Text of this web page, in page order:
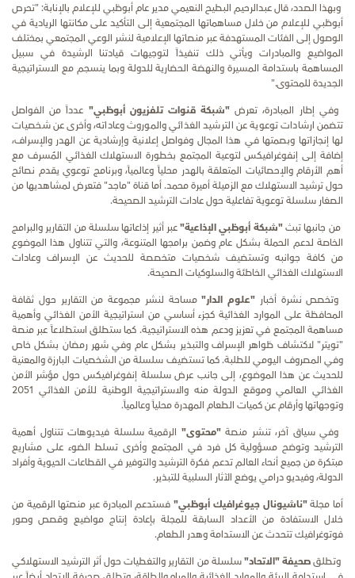
وبهذا الصدد، قال عبدالرحيم البطيح النعيمي مدير عام أبوظبي للإعلام بالإنابة: "تحرص
أبوظبي للإعلام من خلال مساهماتها المجتمعية إلى التأكيد على مكانتها الريادية في
الوصول إلى الفئات المستهدفة عبر منصاتها الإعلامية لنشر الوعي المجتمعي بمختلف
المواضيع والمبادرات ويأتي ذلك تنفيذاً لتوجيهات قيادتنا الرشيدة في سبيل
المساهمة باستدامة المسيرة والنهضة الحضارية للدولة وبما ينسجم مع الاستراتيجية
الجديدة للمحتوى".
وفي إطار المبادرة، تعرض "شبكة قنوات تلفزيون أبوظبي" عدداً من الفواصل
تتضمن ارشادات توعوية عن الترشيد الغذائي والموروث وعاداته، وأخرى عن شخصيات
لها إنجازاتها وبصمتها في هذا المجال وفواصل إعلانية وإرشادية عن الهدر والإسراف،
إضافة إلى إنفوغرافيكس لتوعية المجتمع بخطورة الاستهلاك الغذائي المُسرف مع
أهم الأرقام والإحصائيات المتعلقة بالهدر محلياً وعالمياً، وبرنامج توعوي يقدم نصائح
حول ترشيد الاستهلاك مع الزميلة أميرة محمد. أما قناة "ماجد" فتعرض لمشاهديها من
الصغار سلسلة توعوية تفاعلية حول عادات الترشيد الصحيحة.
من جانبها تبث"شبكة أبوظبي الإذاعية"عبر أثير إذاعاتها سلسلة من التقارير والبرامج
الخاصة لدعم الحملة بشكل عام وضمن برامجها المتنوعة، والتي تتناول هذا الموضوع
من كافة جوانبه وتستضيف شخصيات متخصصة للحديث عن الإسراف وعادات
الاستهلاك الغذائي الخاطئة والسلوكيات الصحيحة.
وتخصص نشرة أخبار "علوم الدار"مساحة لنشر مجموعة من التقارير حول ثقافة
المحافظة على الموارد الغذائية كجزء أساسي من استراتيجية الأمن الغذائي وأهمية
مساهمة المجتمع في تعزيز ودعم هذه الاستراتيجية. كما ستطلق استطلاعاً عبر منصة
"تويتر" لاكتشاف ظواهر الإسراف والتبذير بشكل عام وفي شهر رمضان بشكل خاص
وفي المصروف اليومي للطلبة. كما تستضيف سلسلة من الشخصيات البارزة والمعنية
للحديث عن هذا الموضوع، إلى جانب عرض سلسلة إنفوغرافيكس حول مؤشر الأمن
الغذائي العالمي وموقع الدولة منه والاستراتيجية الوطنية للأمن الغذائي 2051
وتوجهاتها وأرقام عن كميات الطعام المهدرة محلياً وعالمياً.
وفي سياق آخر، تنشر منصة"محتوى" الرقمية سلسلة فيديوهات تتناول أهمية
الترشيد وتوضح مسؤولية كل فرد في المجتمع وأخرى تسلط الضوء على مشاريع
مبتكرة من جميع أنحاء العالم تدعم فكرة الترشيد والتوفير في القطاعات الحيوية وأفراد
الدولة، وفيديو درامي يوضع الآثار السلبية للتبذير.
أما مجلة"ناشيونال جيوغرافيك أبوظبي"فستدعم المبادرة عبر منصتها الرقمية من
خلال الاستفادة من الأعداد السابقة للمجلة بإعادة إنتاج مواضيع وقصص وصور
فوتوغرافيك تتحدث عن الاستدامة وهدر الطعام.
وتطلقصحيفة "الاتحاد"سلسلة من التقارير والتغطيات حول أثر الترشيد الاستهلاكي